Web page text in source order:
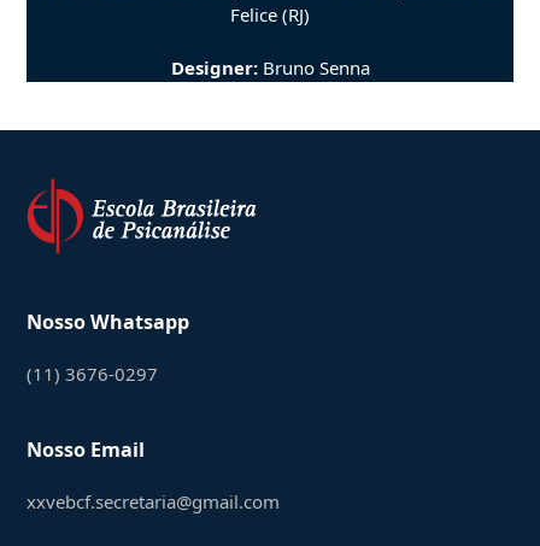
Felice (RJ)
Designer: Bruno Senna
Nosso Whatsapp
(11) 3676-0297
Nosso Email
xxvebcf.secretaria@gmail.com